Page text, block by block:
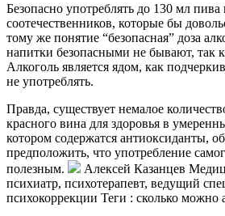
Безопасно употреблять до 130 мл
соотечественников, которые бы
тому же понятие “безопасная” доза
напитки безопасными не бывают, так
Алкоголь является ядом, как
не употреблять.
Правда, существует немалое
красного вина для здоровья в
котором содержатся антиоксиданты,
предположить, что употребление
полезным.
Алексей Казанцев
психиатр, психотерапевт, ведущий
психокоррекции Теги : сколько можно